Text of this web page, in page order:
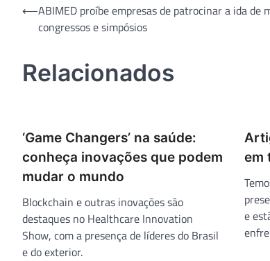
Navegação
⟵ABIMED proíbe empresas de patrocinar a ida de
congressos e simpósios
Relacionados
‘Game Changers’ na saúde:
conheça inovações que podem
mudar o mundo
Blockchain e outras inovações são
destaques no Healthcare Innovation
Show, com a presença de líderes do Brasil
e do exterior.
em
e